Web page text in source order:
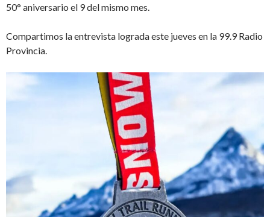
50° aniversario el 9 del mismo mes.
Compartimos la entrevista lograda este jueves en la 99.9 Radio
Provincia.